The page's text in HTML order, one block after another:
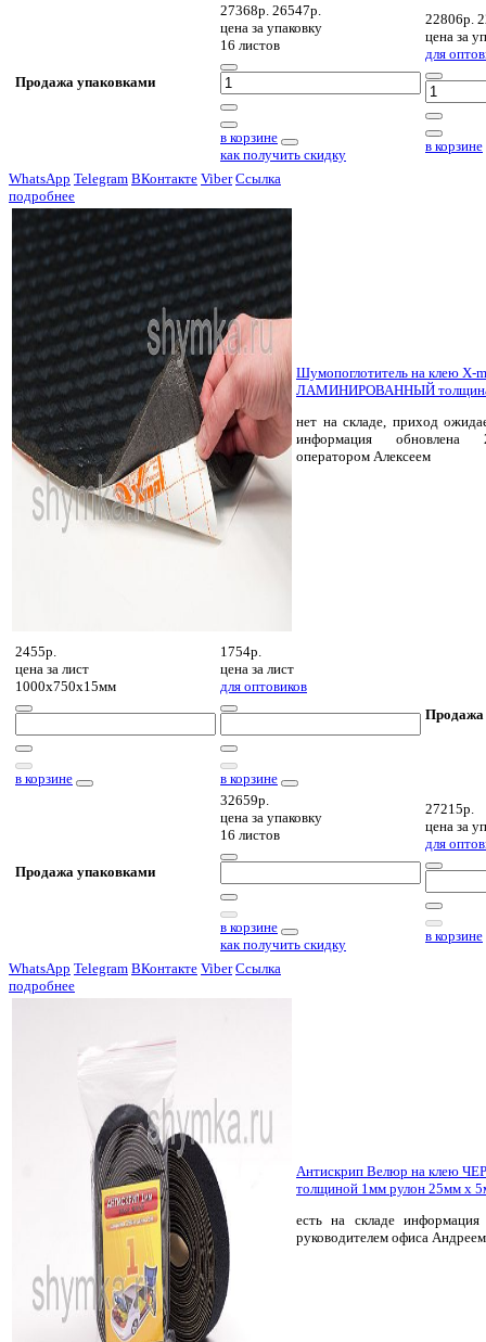
Продажа упаковками
27368р. 26547р.
цена за упаковку
16 листов
в корзине
как получить скидку
22806р.
цена за
для
в корзине
WhatsApp Telegram ВКонтакте Viber Ссылка
подробнее
Шумопоглотитель на клею X-
ЛАМИНИРОВАННЫЙ толщина
нет на складе, приход
информация обновлена
оператором Алексеем
2455р.
цена за лист
1000х750х15мм
в корзине
1754р.
цена за лист
для оптовиков
в корзине
Продажа
Продажа упаковками
32659р.
цена за упаковку
16 листов
в корзине
как получить скидку
27215р.
цена за
для
в корзине
WhatsApp Telegram ВКонтакте Viber Ссылка
подробнее
Антискрип Велюр на клею
толщиной 1мм рулон 25мм х
есть на складе информация
руководителем офиса Андреем